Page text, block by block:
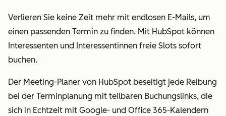
Verlieren Sie keine Zeit mehr mit endlosen E-Mails, um
einen passenden Termin zu finden. Mit HubSpot können
Interessenten und Interessentinnen freie Slots sofort
buchen.
Der Meeting-Planer von HubSpot beseitigt jede Reibung
bei der Terminplanung mit teilbaren Buchungslinks, die
sich in Echtzeit mit Google- und Office 365-Kalendern